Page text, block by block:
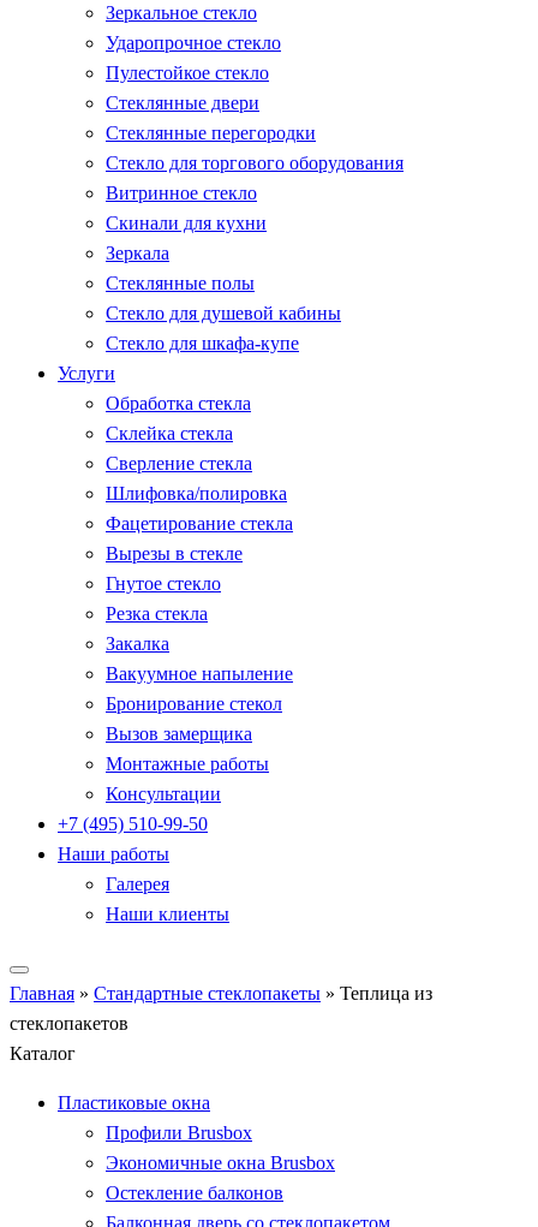
Зеркальное стекло
Ударопрочное стекло
Пулестойкое стекло
Стеклянные двери
Стеклянные перегородки
Стекло для торгового оборудования
Витринное стекло
Скинали для кухни
Зеркала
Стеклянные полы
Стекло для душевой кабины
Стекло для шкафа-купе
Услуги
Обработка стекла
Склейка стекла
Сверление стекла
Шлифовка/полировка
Фацетирование стекла
Вырезы в стекле
Гнутое стекло
Резка стекла
Закалка
Вакуумное напыление
Бронирование стекол
Вызов замерщика
Монтажные работы
Консультации
+7 (495) 510-99-50
Наши работы
Галерея
Наши клиенты
Главная » Стандартные стеклопакеты » Теплица из
стеклопакетов
Каталог
Пластиковые окна
Профили Brusbox
Экономичные окна Brusbox
Остекление балконов
Балконная дверь со стеклопакетом